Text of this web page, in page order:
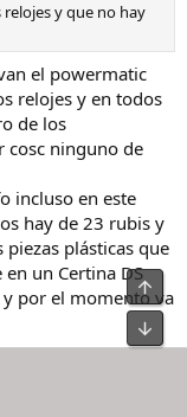
y que no hay
el powermatic
relojes y en todos
de los
cosc ninguno de
incluso en este
hay de 23 rubis y
plásticas que
un Certina DS
por el momento va